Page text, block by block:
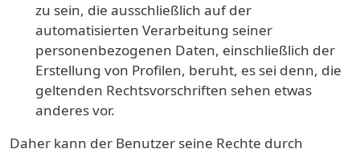
zu sein, die ausschließlich auf der
automatisierten Verarbeitung seiner
personenbezogenen Daten, einschließlich der
Erstellung von Profilen, beruht, es sei denn, die
geltenden Rechtsvorschriften sehen etwas
anderes vor.
Daher kann der Benutzer seine Rechte durch